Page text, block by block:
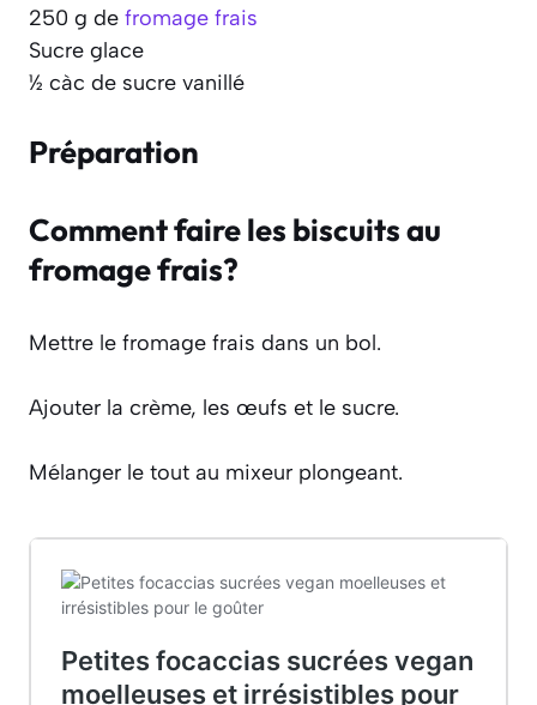
250 g de fromage frais
Sucre glace
½ càc de sucre vanillé
Préparation
Comment faire les biscuits au
fromage frais?
Mettre le fromage frais dans un bol.
Ajouter la crème, les œufs et le sucre.
Mélanger le tout au mixeur plongeant.